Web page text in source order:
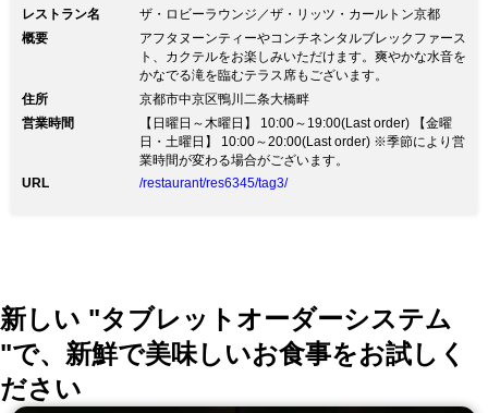
をお楽しみください。
レストラン名
ザ・ロビーラウンジ／ザ・リッツ・カールトン京都
概要
アフタヌーンティーやコンチネンタルブレックファース
ト、カクテルをお楽しみいただけます。爽やかな水音を
かなでる滝を臨むテラス席もございます。
住所
京都市中京区鴨川二条大橋畔
営業時間
【日曜日～木曜日】 10:00～19:00(Last order) 【金曜
日・土曜日】 10:00～20:00(Last order) ※季節により営
業時間が変わる場合がございます。
URL
/restaurant/res6345/tag3/
新しい "タブレットオーダーシステム
"で、新鮮で美味しいお食事をお試しく
ださい